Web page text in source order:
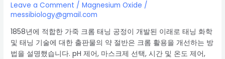
Leave a Comment /Magnesium Oxide /
messibiology@gmail.com
1858년에 적합한 가죽 크롬 태닝 공정이 개발된 이래로 태닝 화학
및 태닝 기술에 대한 출판물의 약 절반은 크롬 활용을 개선하는 방
법을 설명했습니다. pH 제어, 마스크제 선택, 시간 및 온도 제어,